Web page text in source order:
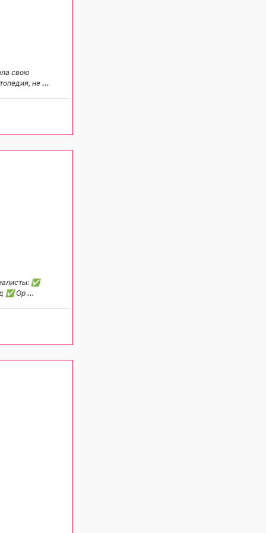
свою
не ...
✅
✅ Ор ...